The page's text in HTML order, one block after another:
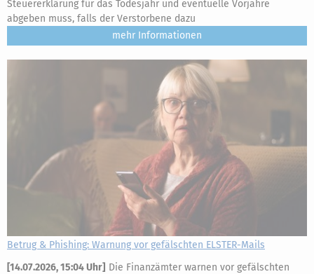
Steuererklärung für das Todesjahr und eventuelle Vorjahre
abgeben muss, falls der Verstorbene dazu
mehr
Betrug & Phishing: Warnung vor gefälschten ELSTER-Mails
[14.07.2026, 15:04 Uhr] Die Finanzämter warnen vor gefälschten